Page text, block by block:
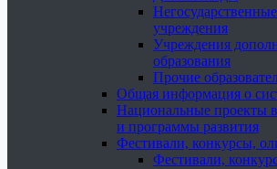
учреждения
Учреждения
образования
Прочие
Общая информация о
Национальные проекты
и программы развития
Фестивали, конкурсы,
Фестивали,